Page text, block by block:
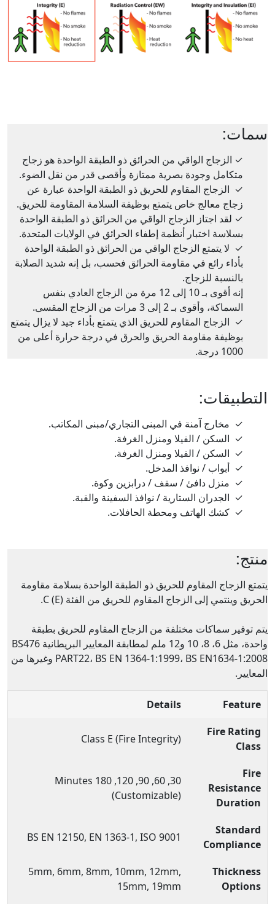
سمات:
✓الزجاج الواقي من الحرائق ذو الطبقة الواحدة هو زجاج
متكامل وجودة بصرية ممتازة وأقصى قدر من نقل الضوء.
✓الزجاج المقاوم للحريق ذو الطبقة الواحدة عبارة عن
زجاج معالج خاص يتمتع بوظيفة السلامة المقاومة للحريق.
✓لقد اجتاز الزجاج الواقي من الحرائق ذو الطبقة الواحدة
بسلاسة اختبار أنظمة إطفاء الحرائق في الولايات المتحدة.
✓لا يتمتع الزجاج الواقي من الحرائق ذو الطبقة الواحدة
بأداء رائع في مقاومة الحرائق فحسب، بل إنه شديد الصلابة
بالنسبة للزجاج.
إنه أقوى بـ 10 إلى 12 مرة من الزجاج العادي بنفس
السماكة، وأقوى بـ 2 إلى 3 مرات من الزجاج المقسى.
✓الزجاج المقاوم للحريق الذي يتمتع بأداء جيد لا يزال يتمتع
بوظيفة مقاومة الحريق والحرق في درجة حرارة أعلى من
1000 درجة.
التطبيقات:
✓مخارج آمنة في المبنى التجاري/مبنى المكاتب.
✓السكن / الفيلا ومنزل الغرفة.
✓السكن / الفيلا ومنزل الغرفة.
✓أبواب / نوافذ المدخل.
✓منزل دافئ / سقف / درابزين وكوة.
✓الجدران الستارية / نوافذ السفينة والقبة.
✓كشك الهاتف ومحطة الحافلات.
منتج:
يتمتع الزجاج المقاوم للحريق ذو الطبقة الواحدة بسلامة مقاومة
الحريق وينتمي إلى الزجاج المقاوم للحريق من الفئة C (E).
يتم توفير سماكات مختلفة من الزجاج المقاوم للحريق بطبقة
واحدة، مثل 6، 8، 10 و12 ملم لمطابقة المعايير البريطانية BS476
PART22، BS EN 1364-1:1999، BS EN1634-1:2008 وغيرها من
المعايير.
Feature
Details
Fire Rating
Class
Class E (Fire Integrity)
Fire
Resistance
Duration
30, 60, 90, 120, 180 Minutes
(Customizable)
Standard
Compliance
BS EN 12150, EN 1363-1, ISO 9001
Thickness
Options
5mm, 6mm, 8mm, 10mm, 12mm,
15mm, 19mm